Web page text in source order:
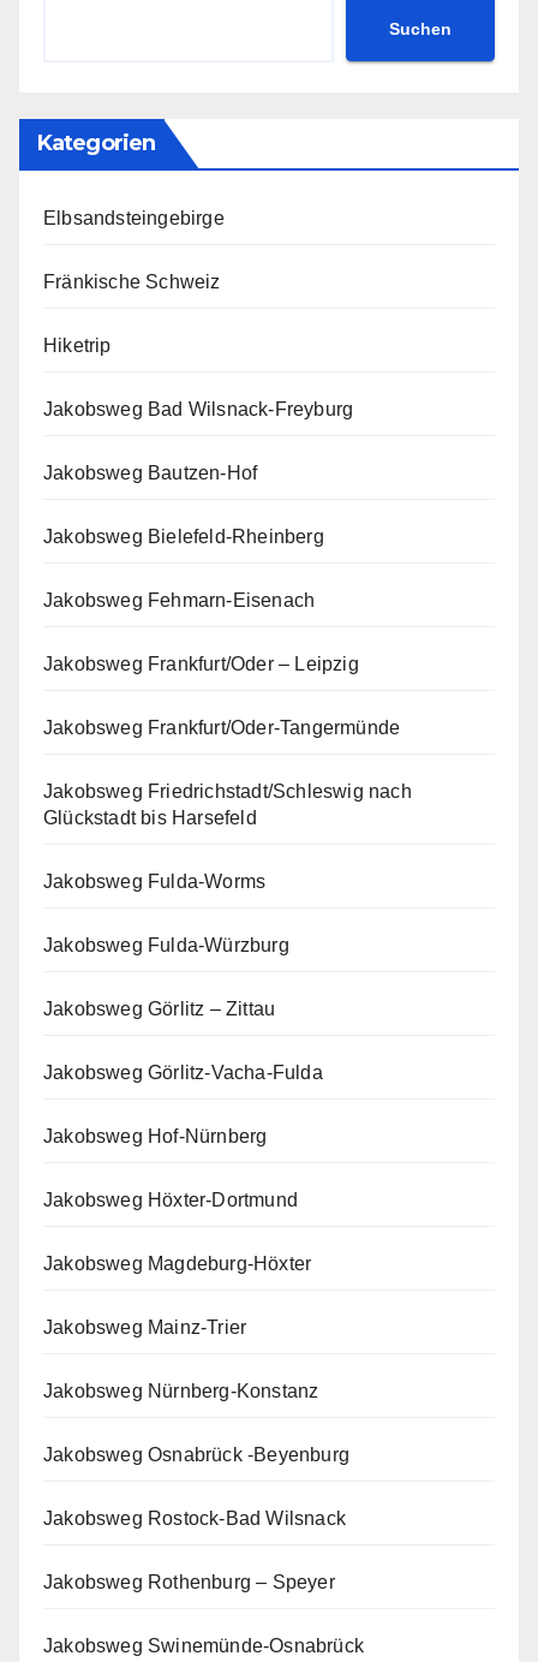
Suchen
Kategorien
Elbsandsteingebirge
Fränkische Schweiz
Hiketrip
Jakobsweg Bad Wilsnack-Freyburg
Jakobsweg Bautzen-Hof
Jakobsweg Bielefeld-Rheinberg
Jakobsweg Fehmarn-Eisenach
Jakobsweg Frankfurt/Oder – Leipzig
Jakobsweg Frankfurt/Oder-Tangermünde
Jakobsweg Friedrichstadt/Schleswig nach
Glückstadt bis Harsefeld
Jakobsweg Fulda-Worms
Jakobsweg Fulda-Würzburg
Jakobsweg Görlitz – Zittau
Jakobsweg Görlitz-Vacha-Fulda
Jakobsweg Hof-Nürnberg
Jakobsweg Höxter-Dortmund
Jakobsweg Magdeburg-Höxter
Jakobsweg Mainz-Trier
Jakobsweg Nürnberg-Konstanz
Jakobsweg Osnabrück -Beyenburg
Jakobsweg Rostock-Bad Wilsnack
Jakobsweg Rothenburg – Speyer
Jakobsweg Swinemünde-Osnabrück